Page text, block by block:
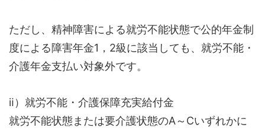
ただし、精神障害による就労不能状態で公的年金制
度による障害年金1，2級に該当しても、就労不能・
介護年金支払い対象外です。
ⅱ）就労不能・介護保障充実給付金
就労不能状態または要介護状態のA～Cいずれかに